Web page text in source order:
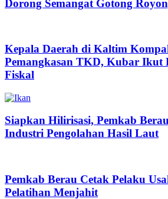
Dorong Semangat Gotong
Kepala Daerah di Kaltim
Pemangkasan TKD, Kubar Ikut
Fiskal
Siapkan Hilirisasi, Pemkab
Industri Pengolahan Hasil Laut
Pemkab Berau Cetak Pelaku
Pelatihan Menjahit